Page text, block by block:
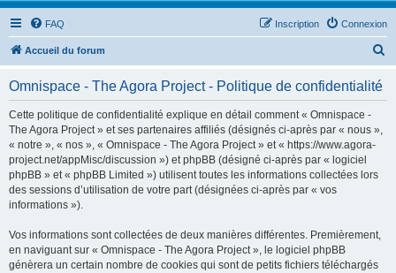
FAQ Connexion
Inscription
Accueil du forum
Omnispace - The Agora Project - Politique de confidentialité
Cette politique de confidentialité explique en détail comment « Omnispace -
The Agora Project » et ses partenaires affiliés (désignés ci-après par « nous »,
« notre », « nos », « Omnispace - The Agora Project » et « https://www.agora-
project.net/appMisc/discussion ») et phpBB (désigné ci-après par « logiciel
phpBB » et « phpBB Limited ») utilisent toutes les informations collectées lors
des sessions d’utilisation de votre part (désignées ci-après par « vos
informations »).
Vos informations sont collectées de deux manières différentes. Premièrement,
en naviguant sur « Omnispace - The Agora Project », le logiciel phpBB
génèrera un certain nombre de cookies qui sont de petits fichiers téléchargés